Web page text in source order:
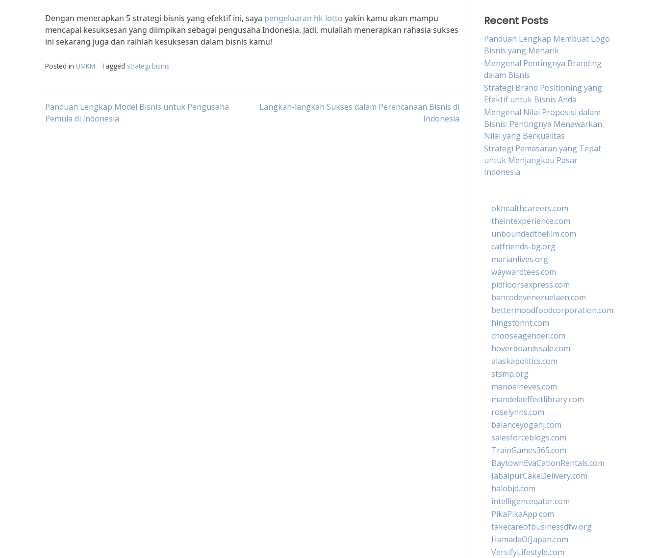
Dengan menerapkan 5 strategi bisnis yang efektif ini, saya pengeluaran hk lotto yakin kamu akan mampu
mencapai kesuksesan yang diimpikan sebagai pengusaha Indonesia. Jadi, mulailah menerapkan rahasia sukses
ini sekarang juga dan raihlah kesuksesan dalam bisnis kamu!
Posted in UMKM Tagged strategi bisnis
Post
Panduan Lengkap Model Bisnis untuk Pengusaha
Pemula di Indonesia
Langkah-langkah Sukses dalam Perencanaan Bisnis di
Indonesia
Recent Posts
Panduan Lengkap Membuat Logo
Bisnis yang Menarik
Mengenal Pentingnya Branding
dalam Bisnis
Strategi Brand Positioning yang
Efektif untuk Bisnis Anda
Mengenal Nilai Proposisi dalam
Bisnis: Pentingnya Menawarkan
Nilai yang Berkualitas
Strategi Pemasaran yang Tepat
untuk Menjangkau Pasar
Indonesia
okhealthcareers.com
theintexperience.com
unboundedthefilm.com
catfriends-bg.org
marianlives.org
waywardtees.com
pidfloorsexpress.com
bancodevenezuelaen.com
bettermoodfoodcorporation.com
hingstonnt.com
chooseagender.com
hoverboardssale.com
alaskapolitics.com
stsmp.org
manoelneves.com
mandelaeffectlibrary.com
roselynns.com
balanceyoganj.com
salesforceblogs.com
TrainGames365.com
BaytownEvaCationRentals.com
JabalpurCakeDelivery.com
halobjd.com
intelligenceqatar.com
PikaPikaApp.com
takecareofbusinessdfw.org
HamadaOfJapan.com
VersifyLifestyle.com